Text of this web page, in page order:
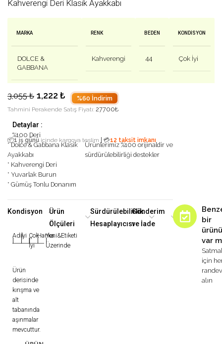
Kahverengi Deri Klasik Ayakkabı
MARKA
DOLCE &
GABBANA
RENK
Kahverengi
BEDEN
44
KONDISYON
Çok İyi
3,055₺ 1,222 ₺ %60 İndirim
Tahmini Perakende Satış Fiyatı: 27700₺
Detaylar :
%100 Deri
📦1 iş günü içinde kargoya teslim 💳12 taksit imkanı
* Dolce & Gabbana Klasik
Ayakkabı
* Kahverengi Deri
* Yuvarlak Burun
* Gümüş Tonlu Donanım
Ürünlerimiz %100 orijinaldir ve
sürdürülebilirliği destekler
Kondisyon
Adilİyi
|
Çok
İyi
Harika
|
Yeni&Etiketi
Üzerinde
Ürün
derisinde
kırışma ve
alt
tabanında
aşınmalar
mevcuttur.
Ürün
Ölçüleri
Sürdürülebilirlik
Hesaplayıcısı
Gönderim
ve İade
bir
var
için
alın